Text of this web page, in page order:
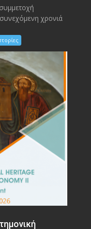
χρονιά